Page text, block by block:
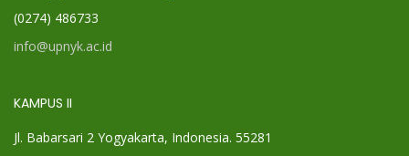
(0274) 486733
info@upnyk.ac.id
KAMPUS II
Jl. Babarsari 2 Yogyakarta, Indonesia. 55281